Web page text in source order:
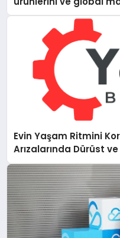
Evin Yaşam Ritmini
Arızalarında Dürüst